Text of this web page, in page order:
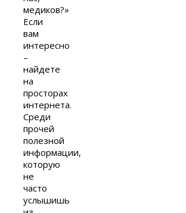
медиков?»
Если
вам
интересно
–
найдете
на
просторах
интернета.
Среди
прочей
полезной
информации,
которую
не
часто
услышишь